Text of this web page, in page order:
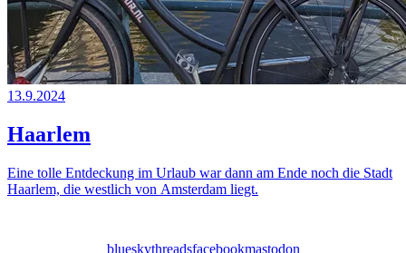
13.9.2024
Haarlem
Eine tolle Entdeckung im Urlaub war dann am Ende noch die Stadt
Haarlem, die westlich von Amsterdam liegt.
blueskythreadsfacebookmastodon